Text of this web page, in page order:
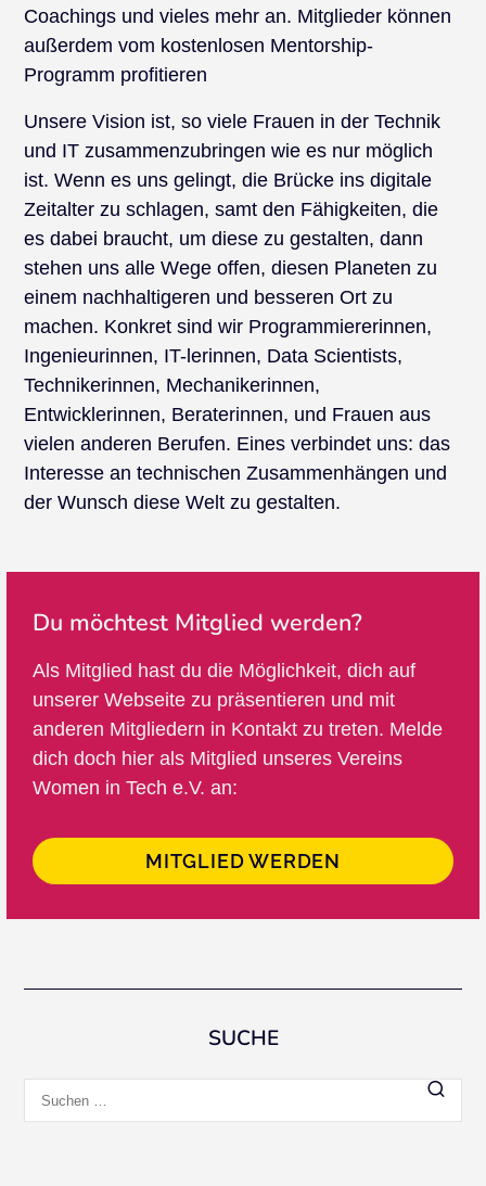
Coachings und vieles mehr an. Mitglieder können
außerdem vom kostenlosen Mentorship-
Programm profitieren
Unsere Vision ist, so viele Frauen in der Technik
und IT zusammenzubringen wie es nur möglich
ist. Wenn es uns gelingt, die Brücke ins digitale
Zeitalter zu schlagen, samt den Fähigkeiten, die
es dabei braucht, um diese zu gestalten, dann
stehen uns alle Wege offen, diesen Planeten zu
einem nachhaltigeren und besseren Ort zu
machen. Konkret sind wir Programmiererinnen,
Ingenieurinnen, IT-lerinnen, Data Scientists,
Technikerinnen, Mechanikerinnen,
Entwicklerinnen, Beraterinnen, und Frauen aus
vielen anderen Berufen. Eines verbindet uns: das
Interesse an technischen Zusammenhängen und
der Wunsch diese Welt zu gestalten.
Du möchtest Mitglied werden?
Als Mitglied hast du die Möglichkeit, dich auf
unserer Webseite zu präsentieren und mit
anderen Mitgliedern in Kontakt zu treten. Melde
dich doch hier als Mitglied unseres Vereins
Women in Tech e.V. an:
MITGLIED WERDEN
SUCHE
nach: